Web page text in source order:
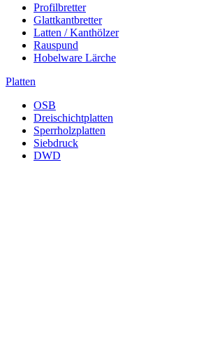
Profilbretter
Glattkantbretter
Latten / Kanthölzer
Rauspund
Hobelware Lärche
Platten
OSB
Dreischichtplatten
Sperrholzplatten
Siebdruck
DWD